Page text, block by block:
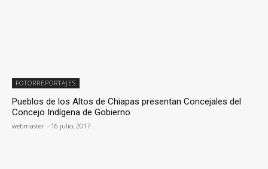
FOTORREPORTAJES
Pueblos de los Altos de Chiapas presentan Concejales del
Concejo Indígena de Gobierno
webmaster - 16 julio, 2017